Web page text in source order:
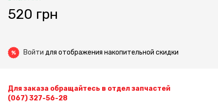
520 грн
% Войти для отображения накопительной скидки
Для заказа обращайтесь в отдел запчастей
(067) 327-56-28